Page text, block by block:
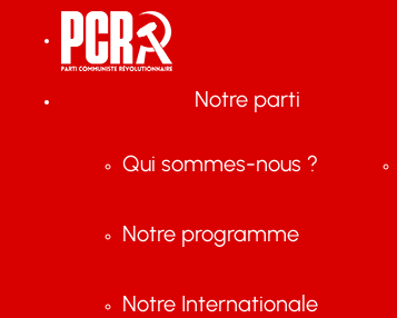
Notre parti
Qui sommes-nous ?
Notre programme
Notre Internationale